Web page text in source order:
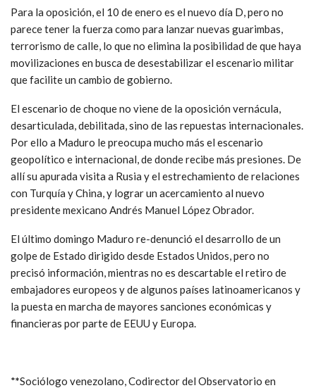
Para la oposición, el 10 de enero es el nuevo día D, pero no
parece tener la fuerza como para lanzar nuevas guarimbas,
terrorismo de calle, lo que no elimina la posibilidad de que haya
movilizaciones en busca de desestabilizar el escenario militar
que facilite un cambio de gobierno.
El escenario de choque no viene de la oposición vernácula,
desarticulada, debilitada, sino de las repuestas internacionales.
Por ello a Maduro le preocupa mucho más el escenario
geopolítico e internacional, de donde recibe más presiones. De
allí su apurada visita a Rusia y el estrechamiento de relaciones
con Turquía y China, y lograr un acercamiento al nuevo
presidente mexicano Andrés Manuel López Obrador.
El último domingo Maduro re-denunció el desarrollo de un
golpe de Estado dirigido desde Estados Unidos, pero no
precisó información, mientras no es descartable el retiro de
embajadores europeos y de algunos países latinoamericanos y
la puesta en marcha de mayores sanciones económicas y
financieras por parte de EEUU y Europa.
**Sociólogo venezolano, Codirector del Observatorio en